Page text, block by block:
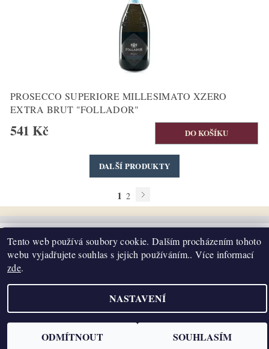
PROSECCO SUPERIORE MILLESIMATO XZERO
EXTRA BRUT "FOLLADOR"
541 Kč
DALŠÍ PRODUKTY
1 2
2026 ©K2T Víno, všechna práva vyhrazenaUpravit nastavení cookies
Tento web používá soubory cookie. Dalším procházením tohoto
webu vyjadřujete souhlas s jejich používáním.. Více informací
zde.
NASTAVENÍ
ODMÍTNOUT SOUHLASÍM